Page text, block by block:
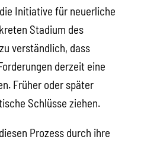
Initiative für neuerliche
Stadium des
verständlich, dass
derzeit eine
Früher oder später
Schlüsse ziehen.
Prozess durch ihre